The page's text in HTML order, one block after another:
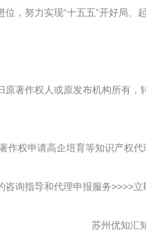
，努力实现“十五五”开好局
著作权人或原发布机构所有
权申请高企培育等知识产权
询指导和代理申报服务>>>>立
苏州优知汇